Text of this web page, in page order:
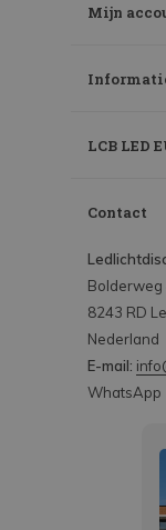
Mijn
LCB LED
Contact
Bolderweg
8243 RD
Nederland
E-mail:
WhatsApp